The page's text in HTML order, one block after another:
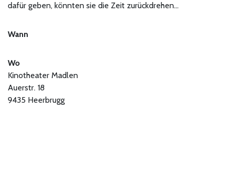
dafür geben, könnten sie die Zeit zurückdrehen…
Wann
Wo
Kinotheater Madlen
Auerstr. 18
9435 Heerbrugg